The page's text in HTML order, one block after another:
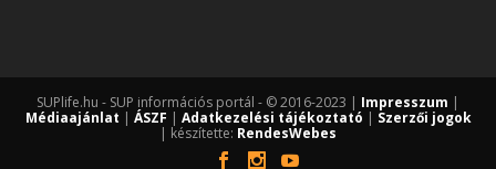
SUPlife.hu - SUP információs portál - © 2016-2023 | Impresszum
Médiaajánlat
ÁSZF Adatkezelési tájékoztató
Szerzői jogok
| készítette: RendesWebes